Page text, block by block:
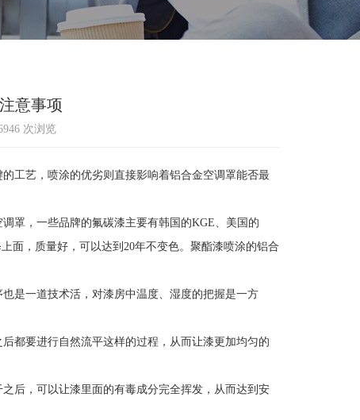
意事项
次浏览
艺，喷涂的优劣则直接影响着铝合金空调罩能否最
，一些品牌的氟碳漆主要有韩国的KGE、美国的
面，质量好，可以达到20年不变色。聚酯漆喷涂的铝合
是一道技术活，对漆房中温度、湿度的把握是一方
要进行自然流平这样的过程，从而让漆更加均匀的
，可以让漆里面的有毒成分完全挥发，从而达到安